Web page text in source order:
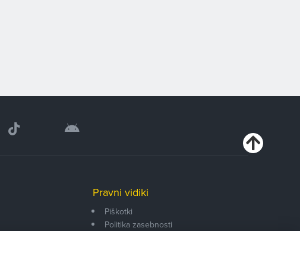
Pravni vidiki
Piškotki
Politika zasebnosti